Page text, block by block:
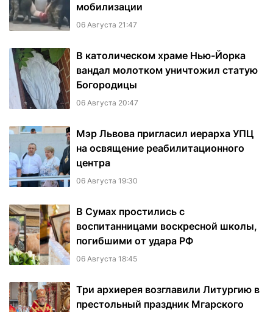
мобилизации
06 Августа 21:47
В католическом храме Нью-Йорка
вандал молотком уничтожил статую
Богородицы
06 Августа 20:47
Мэр Львова пригласил иерарха УПЦ
на освящение реабилитационного
центра
06 Августа 19:30
В Сумах простились с
воспитанницами воскресной школы,
погибшими от удара РФ
06 Августа 18:45
Три архиерея возглавили Литургию в
престольный праздник Мгарского